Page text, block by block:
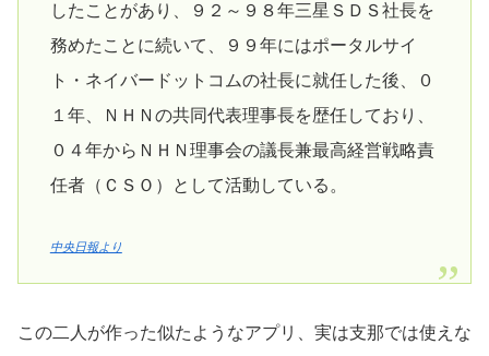
したことがあり、９２～９８年三星ＳＤＳ社長を
務めたことに続いて、９９年にはポータルサイ
ト・ネイバードットコムの社長に就任した後、０
１年、ＮＨＮの共同代表理事長を歴任しており、
０４年からＮＨＮ理事会の議長兼最高経営戦略責
任者（ＣＳＯ）として活動している。
中央日報より
この二人が作った似たようなアプリ、実は支那では使えな